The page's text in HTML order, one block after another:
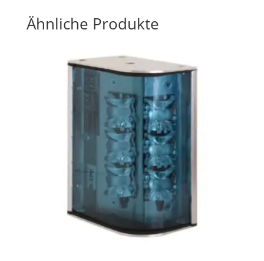
Ähnliche Produkte